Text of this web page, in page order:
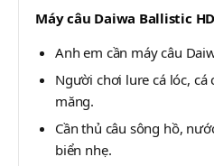
Máy câu Daiwa Ballistic HD
Anh em cần máy câu
Người chơi lure cá lóc, cá
măng.
Cần thủ câu sông hồ,
biển nhẹ.